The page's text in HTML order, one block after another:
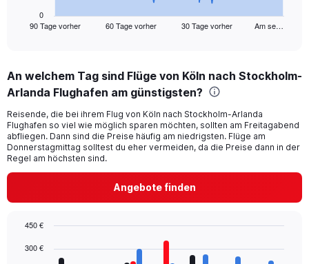
Range:
91
The
chart
has
1
Y
Range:
to
90 Tage vorher 60 Tage vorher 30 Tage vorher Am se…
0
End
An welchem Tag sind Flüge von Köln nach Stockholm-
Arlanda Flughafen am günstigsten?
Reisende, die bei ihrem Flug von Köln nach Stockholm-Arlanda
Flughafen so viel wie möglich sparen möchten, sollten am Freitagabend
abfliegen. Dann sind die Preise häufig am niedrigsten. Flüge am
Donnerstagmittag solltest du eher vermeiden, da die Preise dann in der
Regel am höchsten sind.
Angebote finden
chart
graphic.
300 €
450 €